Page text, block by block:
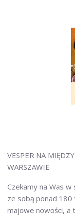
VESPER NA
WARSZAWIE
Czekamy na Was
ze sobą ponad 180
majowe nowości, a